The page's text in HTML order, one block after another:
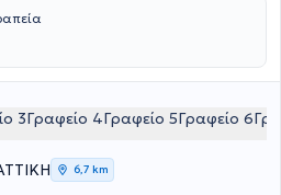
τμήματος Φυσικοθεραπείας του
Διαθέτει αξιόλογη εμπειρία και
Συλλόγου Φυσικοθεραπευτών.
μυοσκελετικών παθήσεων,
αναπνευστική φυσικοθεραπεία,
3Γραφείο 4Γραφείο 5Γραφείο 6
6,7 km